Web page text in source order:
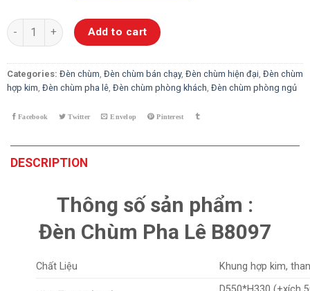
Đèn Chùm Pha Lê B8097 quantity
Add to cart
Categories: Đèn chùm Đèn chùm bán chạy, Đèn chùm hiện đại Đèn chùm
hợp kim Đèn chùm pha lê Đèn chùm phòng khách Đèn chùm phòng ngủ
DESCRIPTION
Thông số sản phẩm :
Đèn Chùm Pha Lê B8097
Chất Liệu Khung hợp kim,